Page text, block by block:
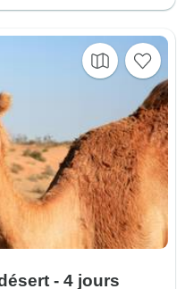
- 4 jours